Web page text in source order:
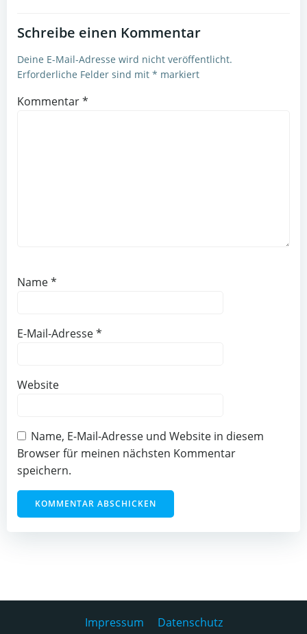
Schreibe einen Kommentar
Deine E-Mail-Adresse wird nicht veröffentlicht.
Erforderliche Felder sind mit * markiert
Kommentar*
Name*
E-Mail-Adresse*
Website
Name, E-Mail-Adresse und Website in diesem
Browser für meinen nächsten Kommentar
speichern.
Impressum Datenschutz